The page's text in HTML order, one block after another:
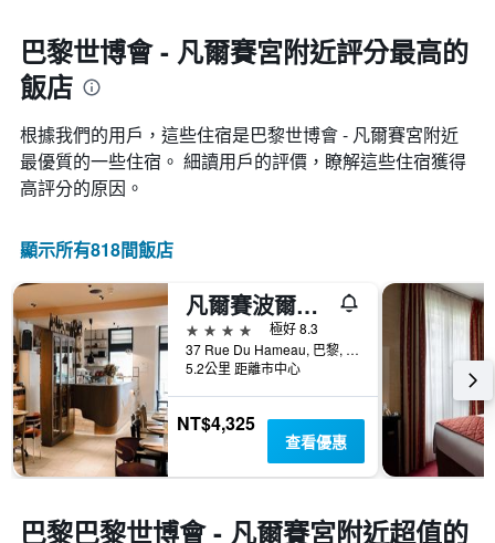
中
的
各
此
圖
表
具
1
條
Y
軸，
顯
示
房
間
的
平
均
價
近，
房
價
的
變
化
情
況。
表
1
個
X
軸，
顯
示
距
離
預
訂
期
巴黎世博會 - 凡爾賽宮附近評分最高的
飯店
根據我們的用戶，這些住宿是巴黎世博會 - 凡爾賽宮​附近
最優質的一些住宿。 細讀用戶的評價，瞭解這些住宿獲得
高評分的原因。
顯示所有818間飯店
凡爾賽波爾特酒店 - 巴黎
4星級
極好 8.3
37 Rue Du Hameau, 巴黎, 法國
5.2公里 距離市中心
NT$4,325
查看優惠
巴黎巴黎世博會 - 凡爾賽宮附近超值的